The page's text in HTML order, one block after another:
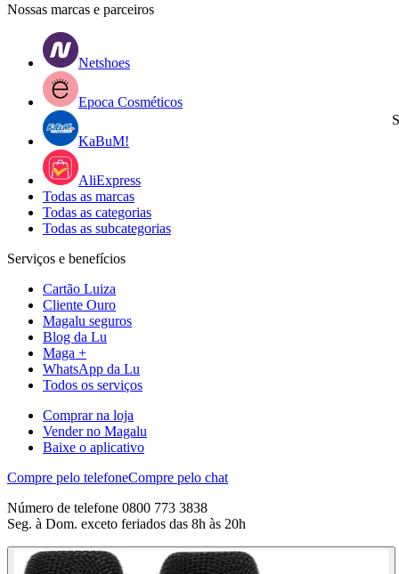
Nossas marcas e parceiros
Netshoes
Epoca Cosméticos
KaBuM!
AliExpress
Todas as marcas
Todas as categorias
Todas as subcategorias
Serviços e benefícios
Cartão Luiza
Cliente Ouro
Magalu seguros
Blog da Lu
Maga +
WhatsApp da Lu
Todos os serviços
Comprar na loja
Vender no Magalu
Baixe o aplicativo
Compre pelo telefoneCompre pelo chat
Número de telefone 0800 773 3838
Seg. à Dom. exceto feriados das 8h às 20h